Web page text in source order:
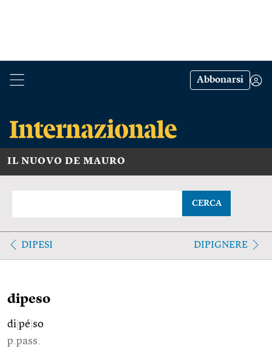
Abbonarsi
IL NUOVO DE MAURO
CERCA
DIPESI DIPIGNERE
dipeso
di pé so
p.pass.